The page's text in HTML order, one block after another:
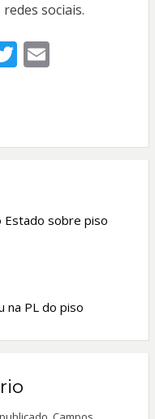
sociais.
T E
Estado sobre piso
na PL do piso